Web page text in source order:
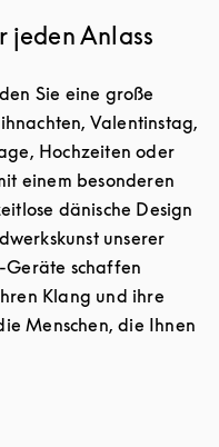
jeden Anlass
Sie eine große
Valentinstag,
Hochzeiten oder
einem besonderen
dänische Design
unserer
Geräte schaffen
Klang und ihre
Menschen, die Ihnen
Tab